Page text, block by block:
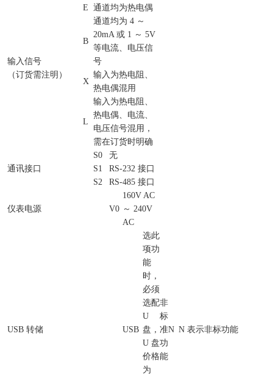
输入信号
（订货需注明）
E 通道均为热电偶
B
通道均为 4 ～
20mA 或 1 ～ 5V
等电流、电压信
号
X
输入为热电阻、
热电偶混用
L
输入为热电阻、
热电偶、电流、
电压信号混用，
需在订货时明确
通讯接口
S0
无
S1
RS-232 接口
S2
RS-485 接口
仪表电源 V0
160V AC
～ 240V
AC
USB 转储 USB
选此
项功
能
时，
必须
选配
U
盘，
U 盘
价格
为
非
标
准
功
能
N N 表示非标功能